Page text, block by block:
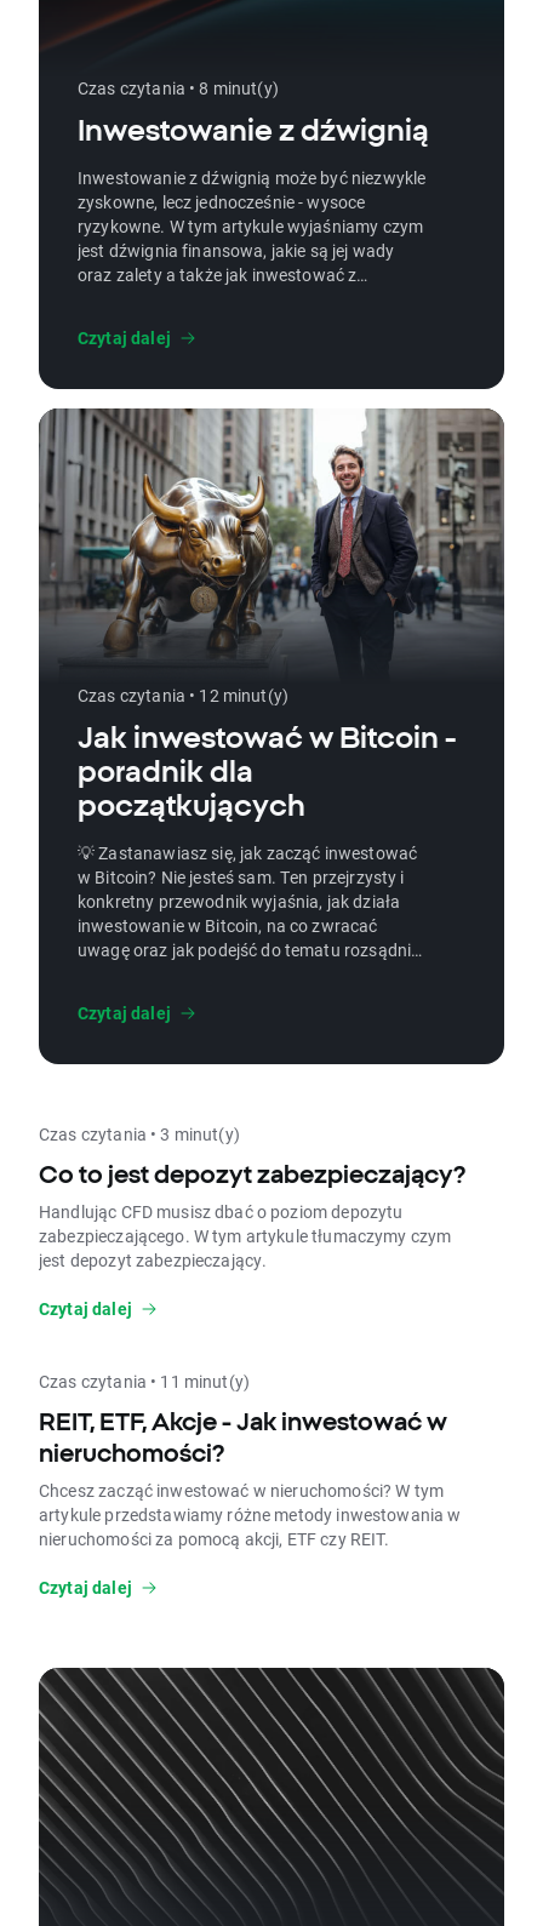
Czas czytania • 8 minut(y)
Inwestowanie z dźwignią
Inwestowanie z dźwignią może być niezwykle
zyskowne, lecz jednocześnie - wysoce
ryzykowne. W tym artykule wyjaśniamy czym
jest dźwignia finansowa, jakie są jej wady
oraz zalety a także jak inwestować z
Czytaj dalej
Czas czytania • 12 minut(y)
Jak inwestować w Bitcoin -
poradnik dla
początkujących
💡 Zastanawiasz się, jak zacząć inwestować
w Bitcoin? Nie jesteś sam. Ten przejrzysty i
konkretny przewodnik wyjaśnia, jak działa
inwestowanie w Bitcoin, na co zwracać
uwagę oraz jak podejść do tematu rozsądnie
krok po kroku!
Czytaj dalej
Czas czytania • 3 minut(y)
Co to jest depozyt zabezpieczający?
Handlując CFD musisz dbać o poziom depozytu
zabezpieczającego. W tym artykule tłumaczymy czym
jest depozyt zabezpieczający.
Czytaj dalej
Czas czytania • 11 minut(y)
REIT, ETF, Akcje - Jak inwestować w
nieruchomości?
Chcesz zacząć inwestować w nieruchomości? W tym
artykule przedstawiamy różne metody inwestowania w
nieruchomości za pomocą akcji, ETF czy REIT.
Czytaj dalej